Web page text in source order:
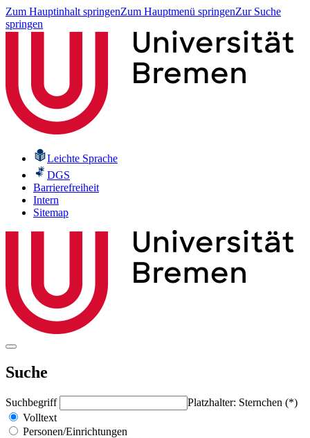
Zum Hauptinhalt springenZum Hauptmenü springenZur Suche
springen
Leichte Sprache
DGS
Barrierefreiheit
Intern
Sitemap
Suche
Suchbegriff
Platzhalter: Sternchen (*)
Volltext
Personen/Einrichtungen